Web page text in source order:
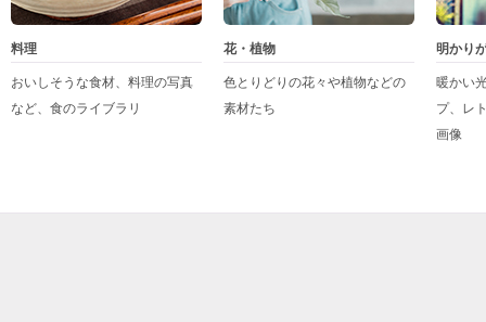
料理
おいしそうな食材、料理の写真
など、食のライブラリ
花・植物
色とりどりの花々や植物などの
素材たち
明かり
暖かい
プ、レ
画像